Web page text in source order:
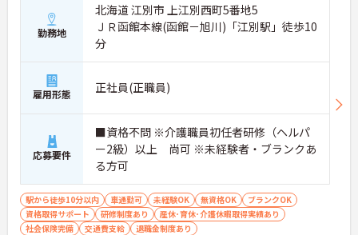
勤務地
北海道 江別市 上江別西町5番地5
ＪＲ函館本線(函館－旭川)「江別駅」徒歩10
分
雇用形態 正社員(正職員)
応募要件
■資格不問 ※介護職員初任者研修（ヘルパ
ー2級）以上 尚可 ※未経験者・ブランクあ
る方可
駅から徒歩10分以内 車通勤可 未経験OK 無資格OK
ブランクOK
資格取得サポート
研修制度あり
産休･育休･介護休暇取得実績あり
社会保険完備
交通費支給 退職金制度あり